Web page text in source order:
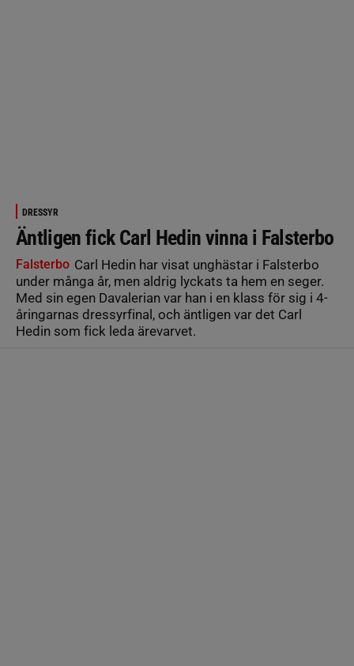
DRESSYR
Äntligen fick Carl Hedin vinna i Falsterbo
Falsterbo Carl Hedin har visat unghästar i Falsterbo
under många år, men aldrig lyckats ta hem en seger.
Med sin egen Davalerian var han i en klass för sig i 4-
åringarnas dressyrfinal, och äntligen var det Carl
Hedin som fick leda ärevarvet.